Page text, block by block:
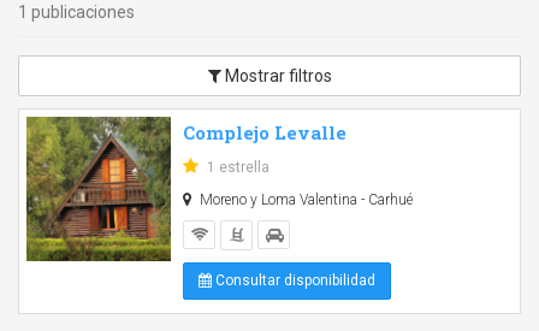
1 publicaciones
Mostrar filtros
Complejo Levalle
1 estrella
Moreno y Loma Valentina - Carhué
Consultar disponibilidad